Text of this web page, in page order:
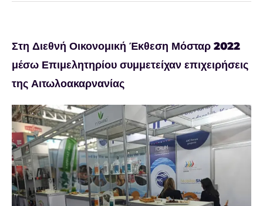
Στη Διεθνή Οικονομική Έκθεση Μόσταρ 2022
μέσω Επιμελητηρίου συμμετείχαν επιχειρήσεις
της Αιτωλοακαρνανίας
Προβολή
μεγαλύτερης
εικόνας